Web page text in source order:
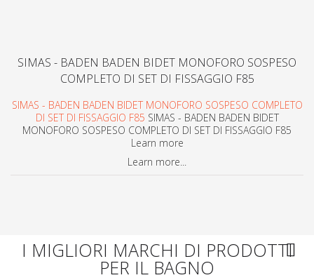
SIMAS - BADEN BADEN BIDET MONOFORO SOSPESO
COMPLETO DI SET DI FISSAGGIO F85
SIMAS - BADEN BADEN BIDET MONOFORO SOSPESO COMPLETO
DI SET DI FISSAGGIO F85 SIMAS - BADEN BADEN BIDET
MONOFORO SOSPESO COMPLETO DI SET DI FISSAGGIO F85
Learn more
Learn more...
I MIGLIORI MARCHI DI PRODOTTI
PER IL BAGNO